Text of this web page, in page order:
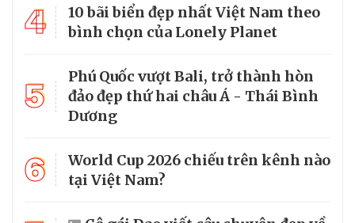
4
10 bãi biển đẹp nhất Việt Nam theo
bình chọn của Lonely Planet
5
Phú Quốc vượt Bali, trở thành hòn
đảo đẹp thứ hai châu Á - Thái Bình
Dương
6
World Cup 2026 chiếu trên kênh nào
tại Việt Nam?